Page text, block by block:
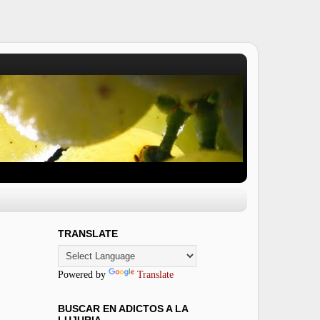
TRANSLATE
Powered by Translate
BUSCAR EN ADICTOS A LA